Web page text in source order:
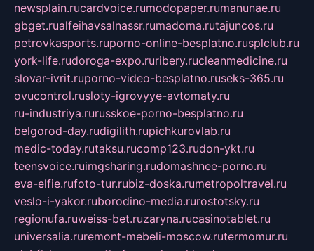
newsplain.rucardvoice.rumodopaper.rumanunae.ru
gbget.rualfeihavsalnassr.rumadoma.rutajuncos.ru
petrovkasports.ruporno-online-besplatno.rusplclub.ru
york-life.rudoroga-expo.ruribery.rucleanmedicine.ru
slovar-ivrit.ruporno-video-besplatno.ruseks-365.ru
ovucontrol.rusloty-igrovyye-avtomaty.ru
ru-industriya.rurusskoe-porno-besplatno.ru
belgorod-day.rudigilith.rupichkurovlab.ru
medic-today.rutaksu.rucomp123.rudon-ykt.ru
teensvoice.ruimgsharing.rudomashnee-porno.ru
eva-elfie.rufoto-tur.rubiz-doska.rumetropoltravel.ru
veslo-i-yakor.ruborodino-media.rurostotsky.ru
regionufa.ruweiss-bet.ruzaryna.rucasinotablet.ru
universalia.ruremont-mebeli-moscow.rutermomur.ru